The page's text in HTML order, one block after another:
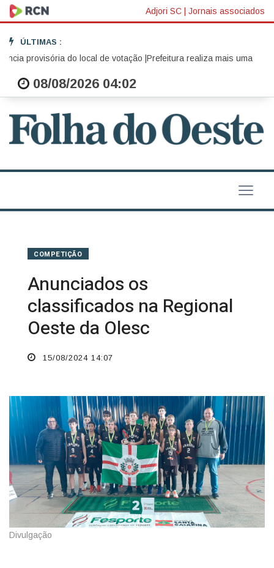
Adjori SC | Jornais associados
ÚLTIMAS :
provisória do local de votação |Prefeitura realiza mais uma edição
08/08/2026 04:02
COMPETIÇÃO
Anunciados os
classificados na Regional
Oeste da Olesc
15/08/2024 14:07
Divulgação